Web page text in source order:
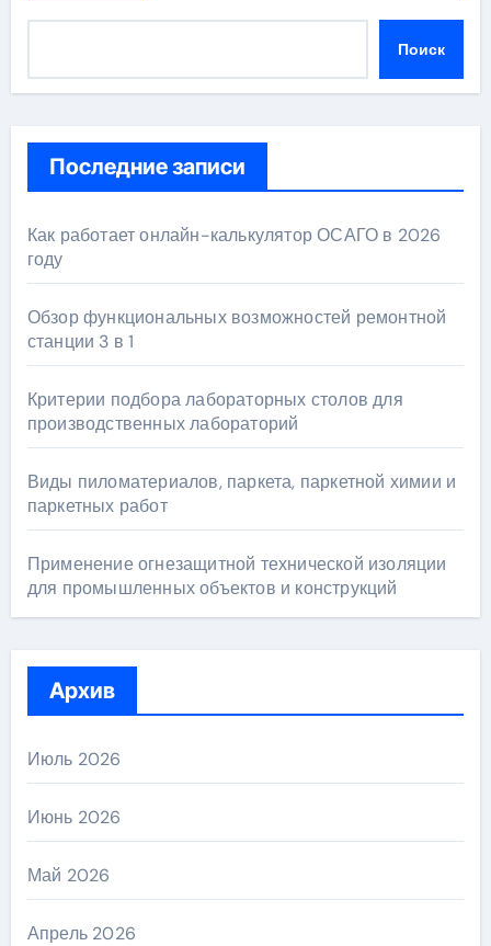
Поиск
Последние записи
Как работает онлайн-калькулятор ОСАГО в 2026
году
Обзор функциональных возможностей ремонтной
станции 3 в 1
Критерии подбора лабораторных столов для
производственных лабораторий
Виды пиломатериалов, паркета, паркетной химии и
паркетных работ
Применение огнезащитной технической изоляции
для промышленных объектов и конструкций
Архив
Июль 2026
Июнь 2026
Май 2026
Апрель 2026